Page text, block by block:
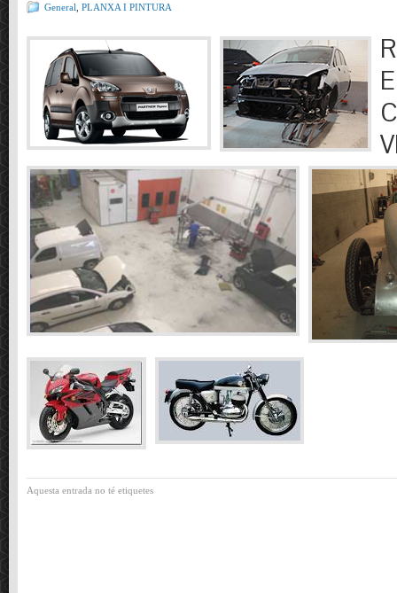
General PLANXA I PINTURA
Aquesta entrada no té etiquetes